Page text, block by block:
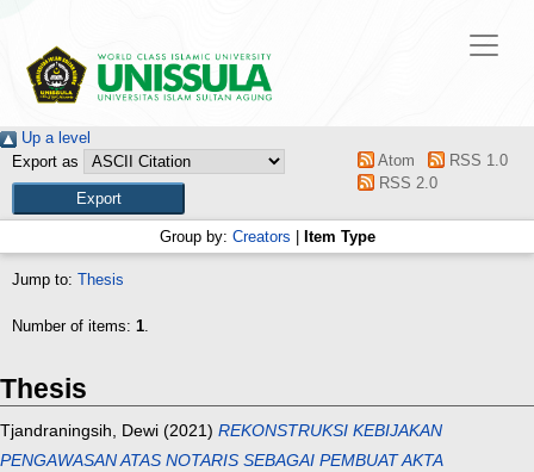
Up a level
Export as
Atom
RSS 1.0
RSS 2.0
Group by: Creators Item Type
Jump to: Thesis
Number of items: 1.
Thesis
Tjandraningsih, Dewi (2021) REKONSTRUKSI KEBIJAKAN
PENGAWASAN ATAS NOTARIS SEBAGAI PEMBUAT AKTA